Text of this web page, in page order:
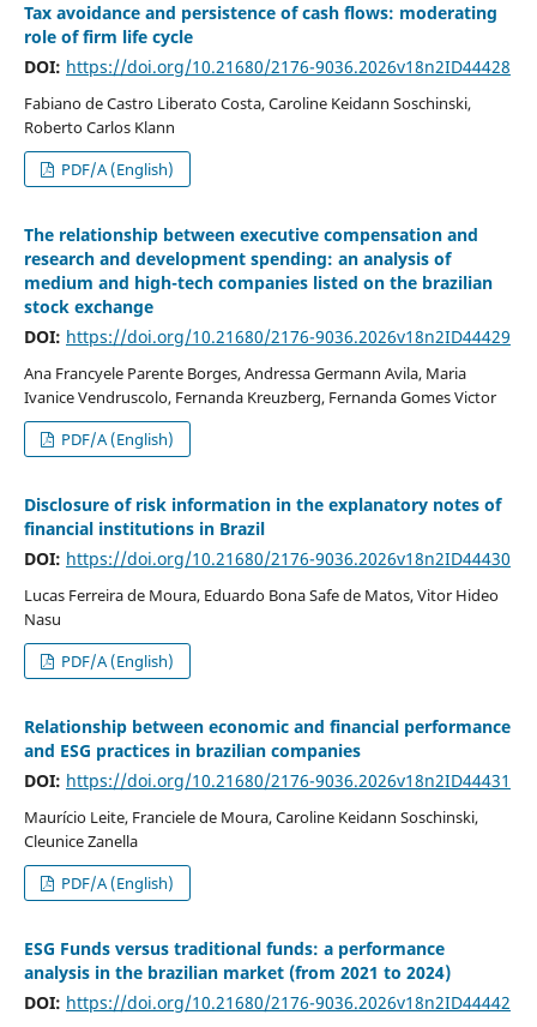
Tax avoidance and persistence of cash flows: moderating
role of firm life cycle
DOI: https://doi.org/10.21680/2176-9036.2026v18n2ID44428
Fabiano de Castro Liberato Costa, Caroline Keidann Soschinski,
Roberto Carlos Klann
PDF/A (English)
The relationship between executive compensation and
research and development spending: an analysis of
medium and high-tech companies listed on the brazilian
stock exchange
DOI: https://doi.org/10.21680/2176-9036.2026v18n2ID44429
Ana Francyele Parente Borges, Andressa Germann Avila, Maria
Ivanice Vendruscolo, Fernanda Kreuzberg, Fernanda Gomes Victor
PDF/A (English)
Disclosure of risk information in the explanatory notes of
financial institutions in Brazil
DOI: https://doi.org/10.21680/2176-9036.2026v18n2ID44430
Lucas Ferreira de Moura, Eduardo Bona Safe de Matos, Vitor Hideo
Nasu
PDF/A (English)
Relationship between economic and financial performance
and ESG practices in brazilian companies
DOI: https://doi.org/10.21680/2176-9036.2026v18n2ID44431
Maurício Leite, Franciele de Moura, Caroline Keidann Soschinski,
Cleunice Zanella
PDF/A (English)
ESG Funds versus traditional funds: a performance
analysis in the brazilian market (from 2021 to 2024)
DOI: https://doi.org/10.21680/2176-9036.2026v18n2ID44442